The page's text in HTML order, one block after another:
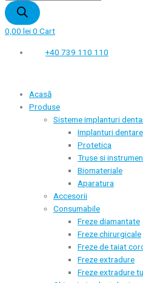
search
0,00 lei0 Cart
+40 739 110 110
Acasă
Produse
Sisteme implanturi
Implanturi dentare
Protetica
Truse si
Biomateriale
Aparatura
Accesorii
Consumabile
Freze diamantate
Freze chirurgicale
Freze de taiat
Freze extradure
Freze extradure